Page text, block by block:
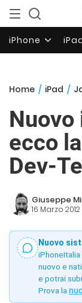
iPhone
Home / iPad /
Nuovo
ecco
Dev-
Giuseppe
16 Marzo 2012
Nuovo
nuovo e
e potrai
Prova la